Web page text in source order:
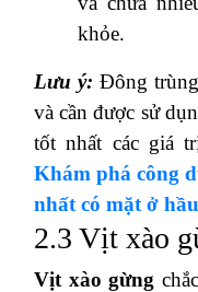
khỏe.
Lưu ý: Đông
và cần được sử
tốt nhất các giá
Khám phá công
nhất có mặt ở
2.3 Vịt xào
Vịt xào gừng